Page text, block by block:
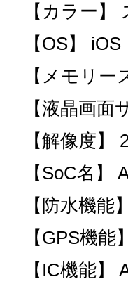
【カラー】
【OS】 iOS
【メモリー
【液晶画面
【解像度】
【SoC名】
【防水機能
【GPS機能
【IC機能】